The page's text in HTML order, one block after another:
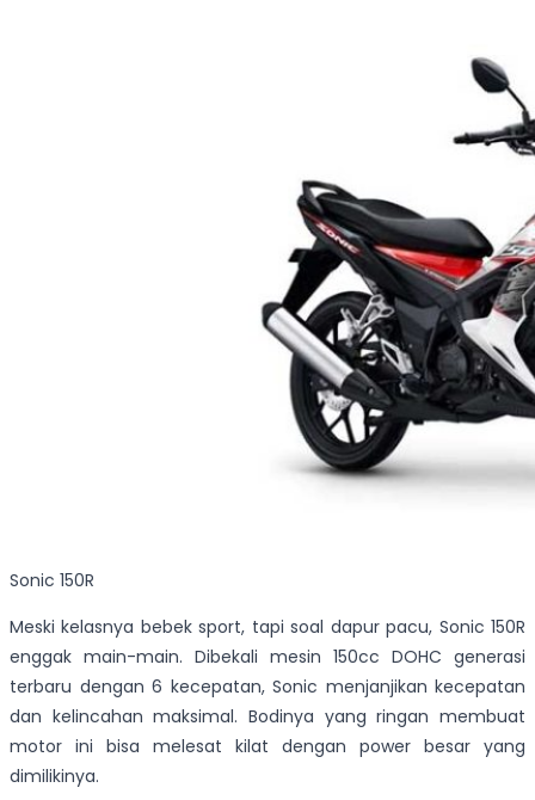
Sonic 150R
Meski kelasnya bebek sport, tapi soal dapur pacu, Sonic 150R
enggak main-main. Dibekali mesin 150cc DOHC generasi
terbaru dengan 6 kecepatan, Sonic menjanjikan kecepatan
dan kelincahan maksimal. Bodinya yang ringan membuat
motor ini bisa melesat kilat dengan power besar yang
dimilikinya.